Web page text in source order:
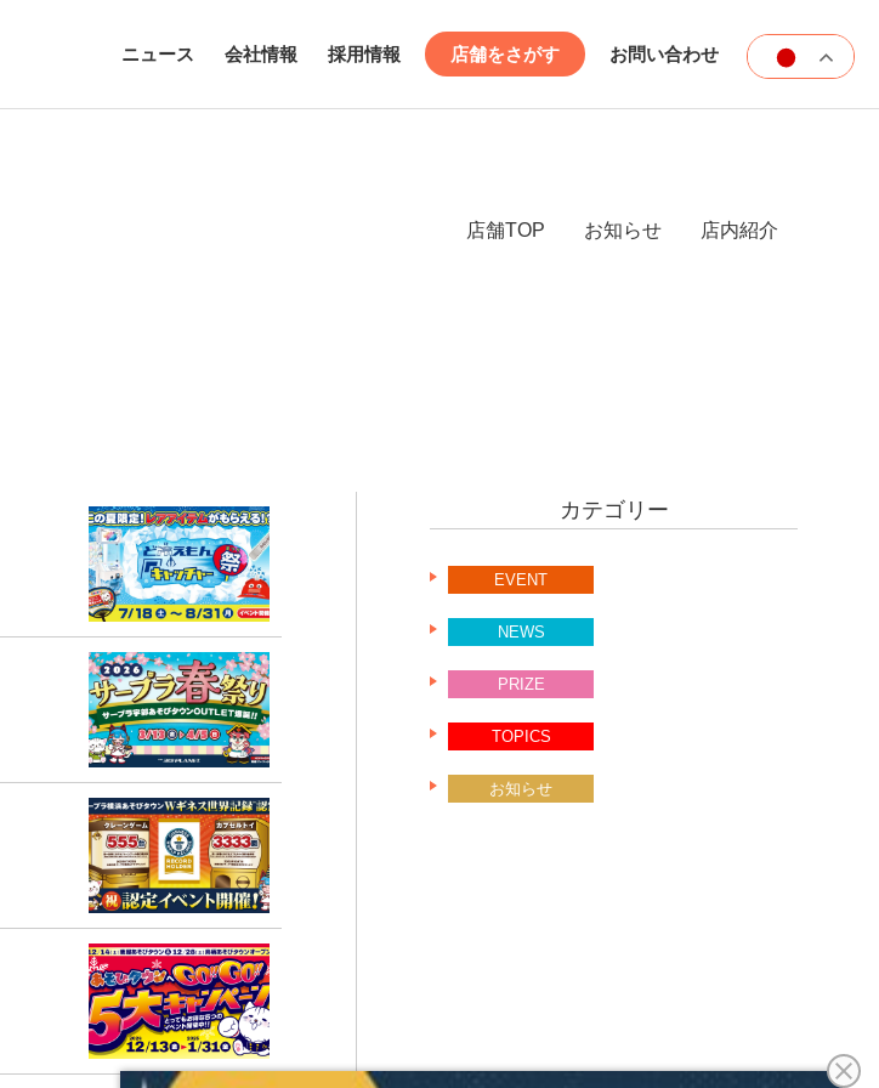
ニュース 会社情報 採用情報 店舗をさがす お問い合わせ
店舗TOP お知らせ 店内紹介
カテゴリー
EVENT
NEWS
PRIZE
TOPICS
お知らせ